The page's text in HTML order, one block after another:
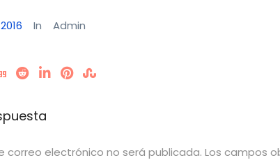
In Admin
correo electrónico no será publicada. Los campos